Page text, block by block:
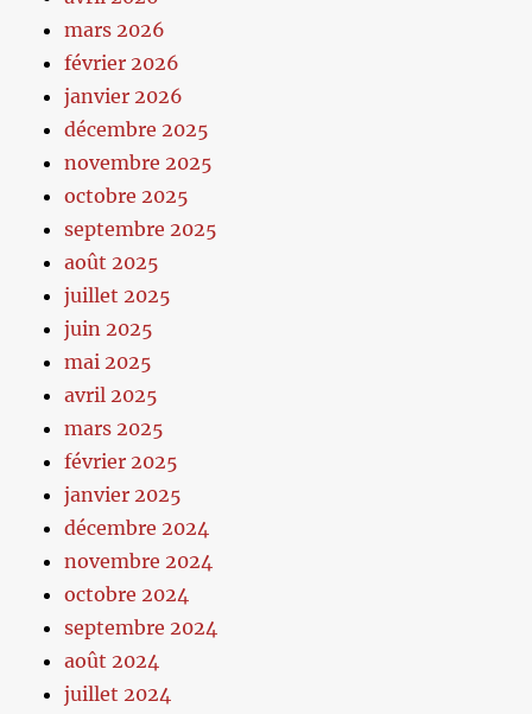
mars 2026
février 2026
janvier 2026
décembre 2025
novembre 2025
octobre 2025
septembre 2025
août 2025
juillet 2025
juin 2025
mai 2025
avril 2025
mars 2025
février 2025
janvier 2025
décembre 2024
novembre 2024
octobre 2024
septembre 2024
août 2024
juillet 2024